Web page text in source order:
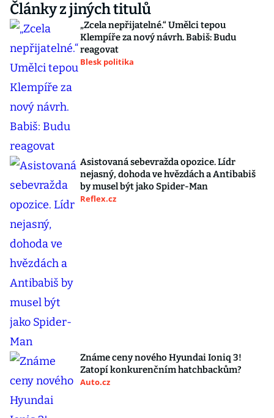
Články z jiných titulů
„Zcela nepřijatelné.“ Umělci tepou
Klempíře za nový návrh. Babiš: Budu
reagovat
Blesk politika
Asistovaná sebevražda opozice. Lídr
nejasný, dohoda ve hvězdách a Antibabiš
by musel být jako Spider-Man
Reflex.cz
Známe ceny nového Hyundai Ioniq 3!
Zatopí konkurenčním hatchbackům?
Auto.cz